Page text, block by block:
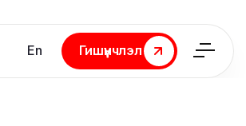
En
Гишүүнчлэл
Гишүүнчлэл